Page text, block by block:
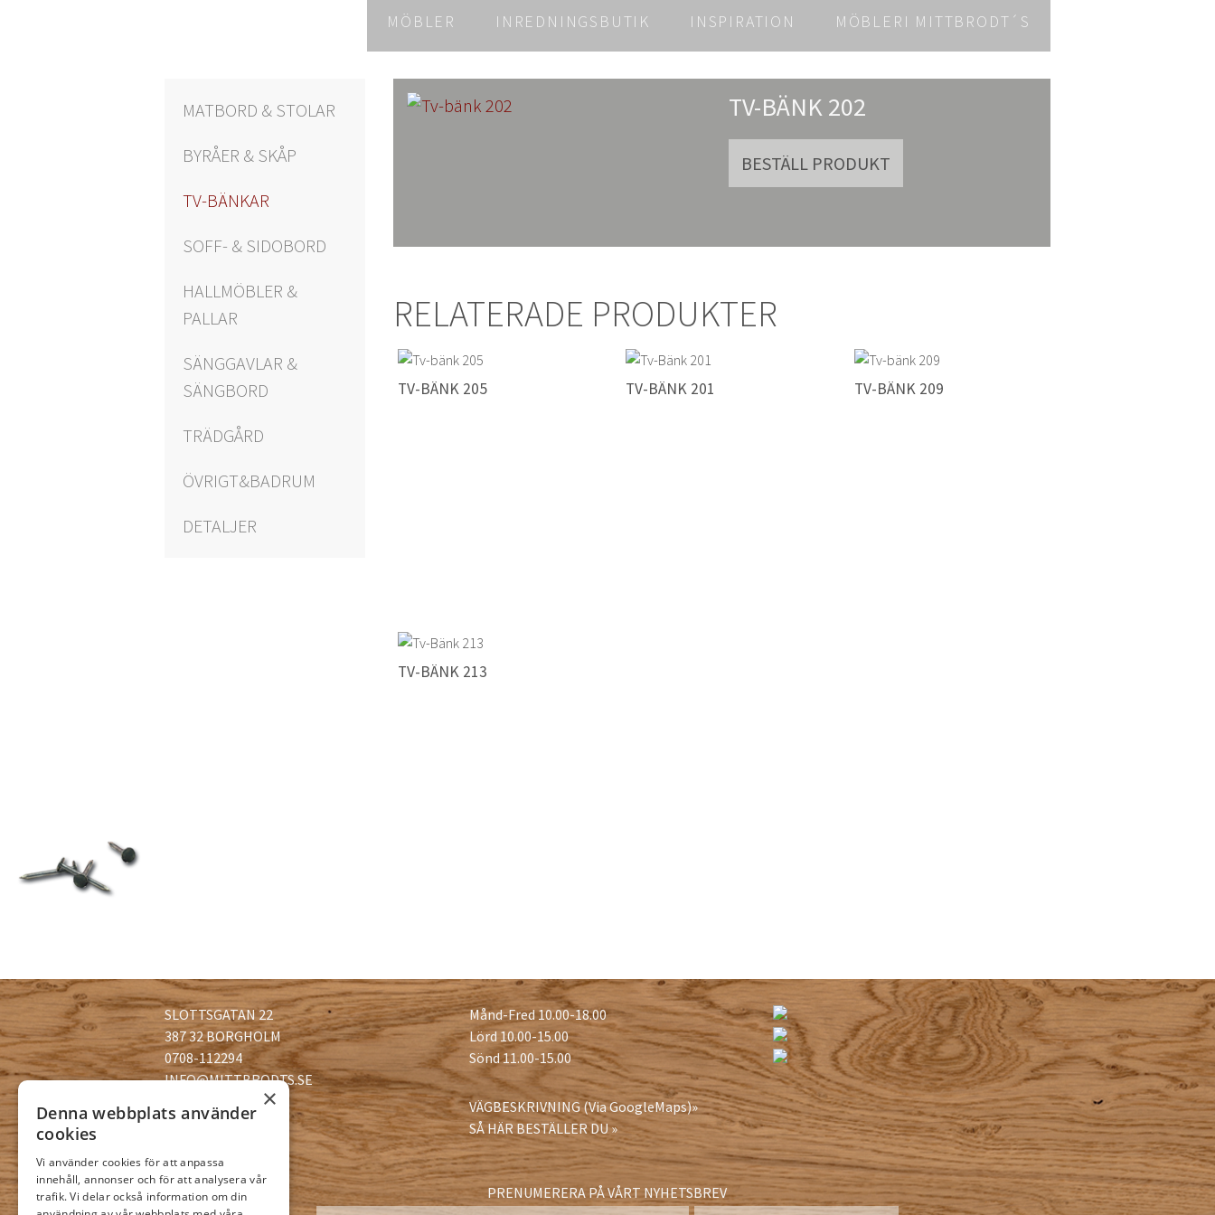
MÖBLER INREDNINGSBUTIK INSPIRATION MÖBLERI MITTBRODT´S
MATBORD & STOLAR
BYRÅER & SKÅP
TV-BÄNKAR
SOFF- & SIDOBORD
HALLMÖBLER &
PALLAR
SÄNGGAVLAR &
SÄNGBORD
TRÄDGÅRD
ÖVRIGT&BADRUM
DETALJER
TV-BÄNK 202
RELATERADE PRODUKTER
TV-BÄNK 205 TV-BÄNK 201 TV-BÄNK 209
TV-BÄNK 213
SLOTTSGATAN 22
387 32 BORGHOLM
0708-112294
INFO@MITTBRODTS.SE
Månd-Fred 10.00-18.00
Lörd 10.00-15.00
Sönd 11.00-15.00
VÄGBESKRIVNING (Via GoogleMaps)»
SÅ HÄR BESTÄLLER DU »
PRENUMERERA PÅ VÅRT NYHETSBREV
×
Denna webbplats använder
cookies
Vi använder cookies för att anpassa
innehåll, annonser och för att analysera vår
trafik. Vi delar också information om din